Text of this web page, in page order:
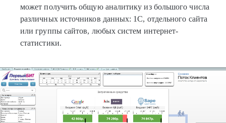
может получить общую аналитику из большого числа
различных источников данных: 1С, отдельного сайта
или группы сайтов, любых систем интернет-
статистики.